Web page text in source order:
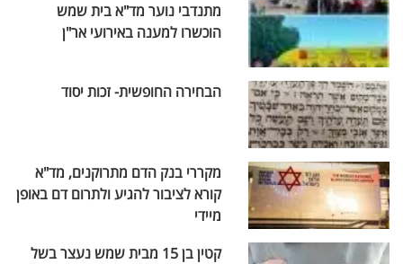
מתנדבי נוער מד"א בית שמש
הוכשרו למענה באירועי אר"ן
הבחירה החופשית- זכות יסוד
מקררי בנק הדם מתרוקנים, מד"א
קורא לציבור להגיע ולתרום דם באופן
מיידי
קטין בן 15 מבית שמש נעצר בשל